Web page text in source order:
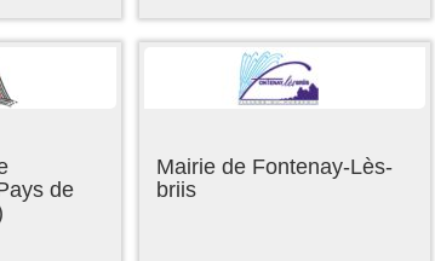
de
Mairie de Fontenay-Lès-
briis